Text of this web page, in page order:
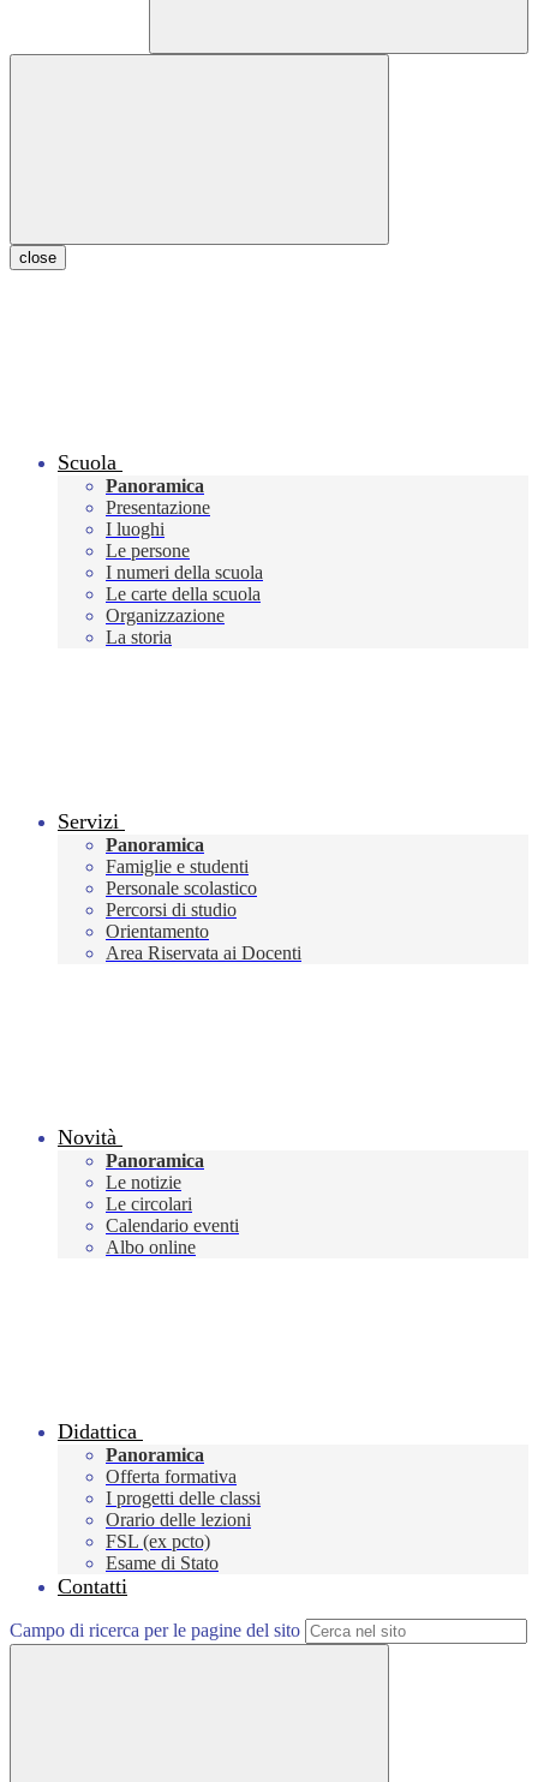
close
Scuola
Panoramica
Presentazione
I luoghi
Le persone
I numeri della scuola
Le carte della scuola
Organizzazione
La storia
Servizi
Panoramica
Famiglie e studenti
Personale scolastico
Percorsi di studio
Orientamento
Area Riservata ai Docenti
Novità
Panoramica
Le notizie
Le circolari
Calendario eventi
Albo online
Didattica
Panoramica
Offerta formativa
I progetti delle classi
Orario delle lezioni
FSL (ex pcto)
Esame di Stato
Contatti
Campo di ricerca per le pagine del sito